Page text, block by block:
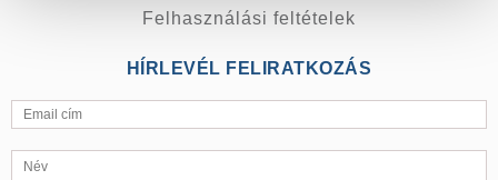
Felhasználási feltételek
HÍRLEVÉL FELIRATKOZÁS